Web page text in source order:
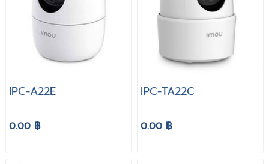
IPC-A22E
0.00 ฿
IPC-TA22C
0.00 ฿